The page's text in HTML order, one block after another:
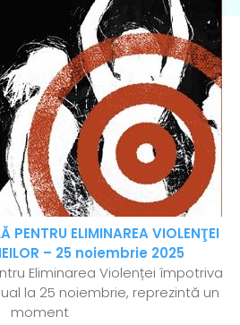
PENTRU ELIMINAREA VIOLENŢEI
– 25 noiembrie 2025
Eliminarea Violenței împotriva
la 25 noiembrie, reprezintă un
moment